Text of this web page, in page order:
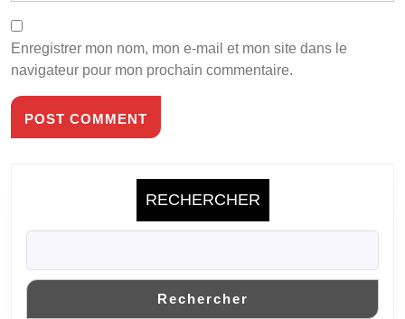
Enregistrer mon nom, mon e-mail et mon site dans le
navigateur pour mon prochain commentaire.
RECHERCHER
Rechercher